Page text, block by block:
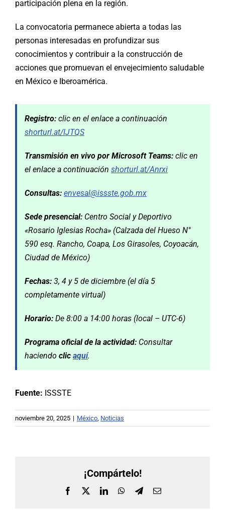
participación plena en la región.
La convocatoria permanece abierta a todas las
personas interesadas en profundizar sus
conocimientos y contribuir a la construcción de
acciones que promuevan el envejecimiento saludable
en México e Iberoamérica.
Registro: clic en el enlace a continuación
shorturl.at/IJTQS
Transmisión en vivo por Microsoft Teams: clic en
el enlace a continuación shorturl.at/Anrxi
Consultas: envesal@issste.gob.mx
Sede presencial: Centro Social y Deportivo
«Rosario Iglesias Rocha» (Calzada del Hueso N°
590 esq. Rancho, Coapa, Los Girasoles, Coyoacán,
Ciudad de México)
Fechas: 3, 4 y 5 de diciembre (el día 5
completamente virtual)
Horario: De 8:00 a 14:00 horas (local – UTC-6)
Programa oficial de la actividad: Consultar
haciendo clic aquí.
Fuente: ISSSTE
noviembre 20, 2025 | México, Noticias
¡Compártelo!
Facebook LinkedInWhatsApp
TelegramCorreo